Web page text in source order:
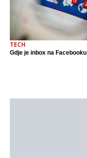
TECH
Gdje je inbox na Facebooku